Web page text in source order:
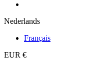
Nederlands
Français
EUR €